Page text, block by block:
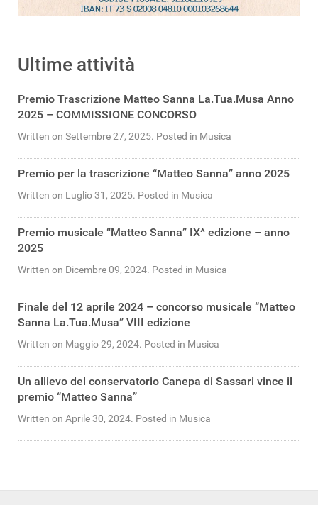
Ultime attività
Premio Trascrizione Matteo Sanna La.Tua.Musa Anno
2025 – COMMISSIONE CONCORSO
Written on Settembre 27, 2025. Posted in Musica
Premio per la trascrizione “Matteo Sanna” anno 2025
Written on Luglio 31, 2025. Posted in Musica
Premio musicale “Matteo Sanna” IX^ edizione – anno
2025
Written on Dicembre 09, 2024. Posted in Musica
Finale del 12 aprile 2024 – concorso musicale “Matteo
Sanna La.Tua.Musa” VIII edizione
Written on Maggio 29, 2024. Posted in Musica
Un allievo del conservatorio Canepa di Sassari vince il
premio “Matteo Sanna”
Written on Aprile 30, 2024. Posted in Musica